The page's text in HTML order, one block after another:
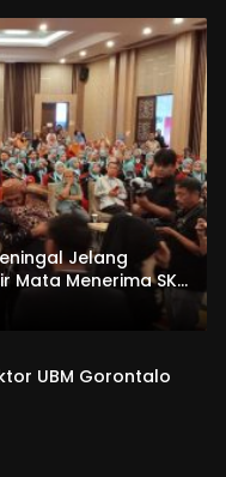
Jelang
Mata Menerima SKL
UBM Gorontalo